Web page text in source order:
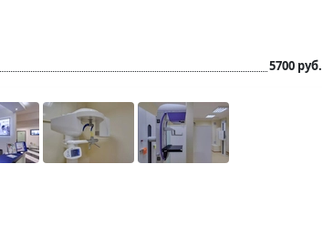
5700 руб.